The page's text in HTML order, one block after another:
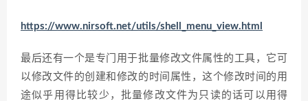
https://www.nirsoft.net/utils/shell_menu_view.html
最后还有一个是专门用于批量修改文件属性的工具，它可
以修改文件的创建和修改的时间属性，这个修改时间的用
途似乎用得比较少，批量修改文件为只读的话可以用得